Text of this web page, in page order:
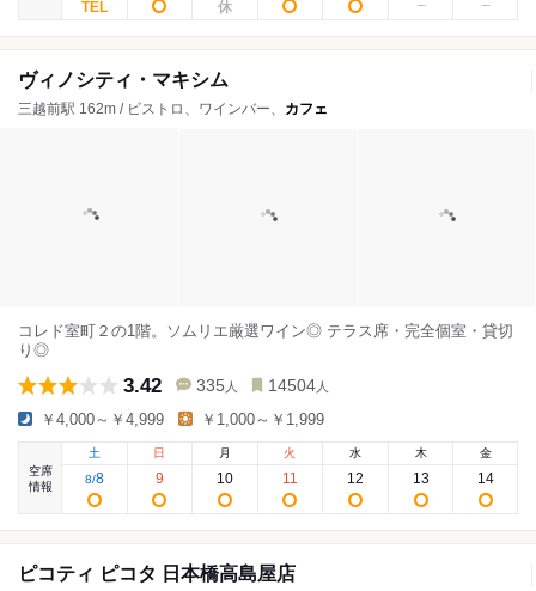
ヴィノシティ・マキシム
三越前駅 162m / ビストロ、ワインバー、 カフェ
コレド室町２の1階。ソムリエ厳選ワイン◎ テラス席・完全個室・貸切
り◎
3.42 335 人 14504 人
￥4,000～￥4,999 ￥1,000～￥1,999
空席
情報
土
8/8
日
9
月
10
火
11
水
12
木
13
金
14
ピコティ ピコタ 日本橋高島屋店